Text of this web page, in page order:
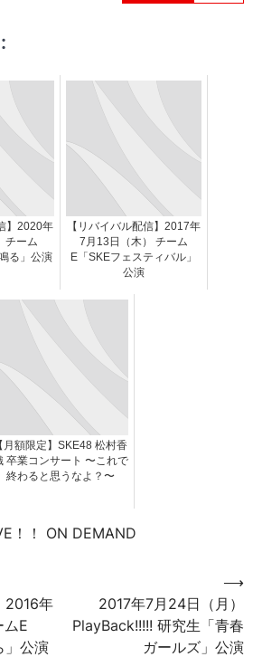
】2020年
チーム
る」公演
【リバイバル配信】2017年
7月13日（木） チーム
E「SKEフェスティバル」
公演
【月額限定】SKE48 松村香
卒業コンサート 〜これで
終わると思うなよ？〜
！！ ON DEMAND
2016年
E
」公演
2017年7月24日（月）
PlayBack!!!!! 研究生「青春
ガールズ」公演
⟶